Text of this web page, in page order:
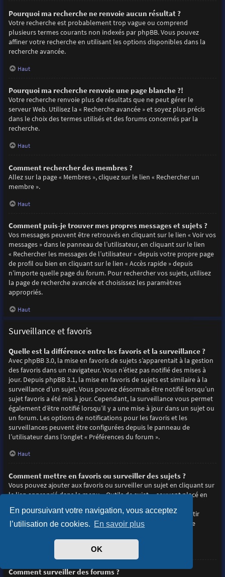
En poursuivant votre navigation, vous acceptez
l’utilisation de cookies. En savoir plus
OK
Pourquoi ma recherche ne renvoie aucun résultat ?
Votre recherche est probablement trop vague ou comprend
plusieurs termes courants non indexés par phpBB. Vous pouvez
affiner votre recherche en utilisant les options disponibles dans la
recherche avancée.
Haut
Pourquoi ma recherche renvoie une page blanche ?!
Votre recherche renvoie plus de résultats que ne peut gérer le
serveur Web. Utilisez la « Recherche avancée » et soyez plus précis
dans le choix des termes utilisés et des forums concernés par la
recherche.
Haut
Comment rechercher des membres ?
Allez sur la page « Membres », cliquez sur le lien « Rechercher un
membre ».
Haut
Comment puis-je trouver mes propres messages et sujets ?
Vos messages peuvent être retrouvés en cliquant sur le lien « Voir vos
messages » dans le panneau de l’utilisateur, en cliquant sur le lien
« Rechercher les messages de l’utilisateur » depuis votre propre page
de profil ou bien en cliquant sur le lien « Accès rapide » depuis
n’importe quelle page du forum. Pour rechercher vos sujets, utilisez
la page de recherche avancée et choisissez les paramètres
appropriés.
Haut
Surveillance et favoris
Quelle est la différence entre les favoris et la surveillance ?
Avec phpBB 3.0, la mise en favoris de sujets s’apparentait à la gestion
des favoris dans un navigateur. Vous n’étiez pas notifié des mises à
jour. Depuis phpBB 3.1, la mise en favoris de sujets est similaire à la
surveillance d’un sujet. Vous pouvez désormais être notifié lorsqu’un
sujet favoris a été mis à jour. Cependant, la surveillance vous permet
également d’être notifié lorsqu’il y a une mise à jour dans un sujet ou
un forum. Les options de notifications pour les favoris et les
surveillances peuvent être configurées depuis le panneau de
l’utilisateur dans l’onglet « Préférences du forum ».
Haut
Comment mettre en favoris ou surveiller des sujets ?
Vous pouvez ajouter aux favoris ou surveiller un sujet en cliquant sur
le lien approprié dans le menu « Outils de sujet », souvent placé en
Répondre à un sujet en cochant la case du formulaire « M’avertir
lorsqu’une réponse est postée » vous permettra également de
Comment surveiller des forums ?